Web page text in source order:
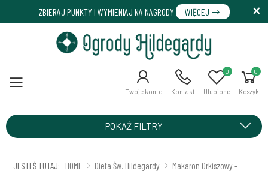
ZBIERAJ PUNKTY I WYMIENIAJ NA NAGRODY WIĘCEJ
Menu Twoje konto Kontakt Ulubione
0 0
Koszyk
POKAŻ FILTRY
JESTEŚ TUTAJ: HOME Dieta Św. Hildegardy
Makaron Orkiszowy -